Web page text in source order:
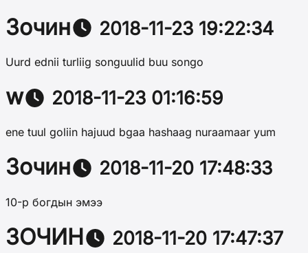
Зочин 2018-11-23 19:22:34
Uurd ednii turliig songuulid buu songo
w 2018-11-23 01:16:59
ene tuul goliin hajuud bgaa hashaag nuraamaar yum
Зочин 2018-11-20 17:48:33
10-р богдын эмээ
ЗОЧИН 2018-11-20 17:47:37